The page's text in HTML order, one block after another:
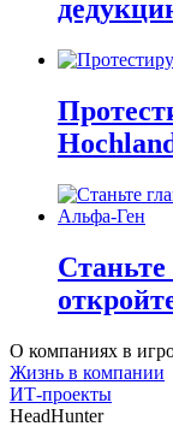
О компаниях в
Жизнь в компании
ИТ-проекты
HeadHunter